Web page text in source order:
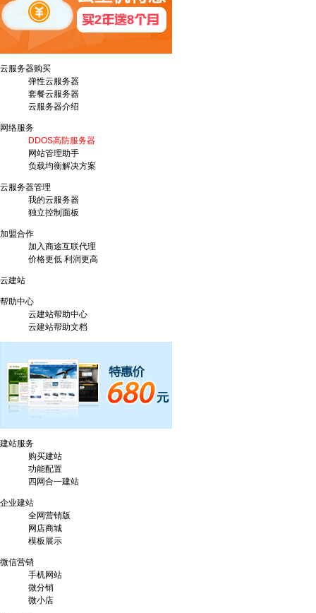
云服务器购买
弹性云服务器
套餐云服务器
云服务器介绍
网络服务
DDOS高防服务器
网站管理助手
负载均衡解决方案
云服务器管理
我的云服务器
独立控制面板
加盟合作
加入商途互联代理
价格更低 利润更高
云建站
帮助中心
云建站帮助中心
云建站帮助文档
建站服务
购买建站
功能配置
四网合一建站
企业建站
全网营销版
网店商城
模板展示
微信营销
手机网站
微分销
微小店